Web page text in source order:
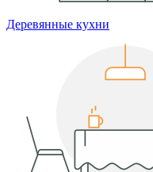
Деревянные кухни